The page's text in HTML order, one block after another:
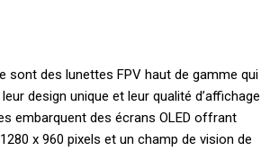
sont des lunettes FPV haut de gamme qui
design unique et leur qualité d’affichage
embarquent des écrans OLED offrant
x 960 pixels et un champ de vision de